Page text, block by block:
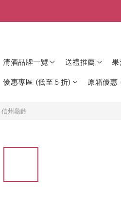
清酒品牌一覽 送禮推薦 果
優惠專區 (低至５折) 原箱優惠
信州龜齡